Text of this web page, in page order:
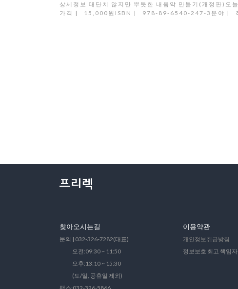
상세정보 대단치 않지만 뿌듯한 내음악 만들기(개정
가격 | 15,000원ISBN | 978-89-6540-247-3분야 | 작
찾아오시는길
문의 | 032-326-7282(대표)
오전:09:30 ~ 11:50
오후:13:10 ~ 15:30
(토/일, 공휴일 제외)
이용약관
개인정보취급방침
정보보호 최고 책임